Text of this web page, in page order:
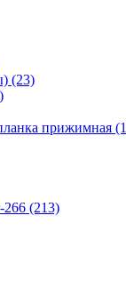
(23)
прижимная
(213)